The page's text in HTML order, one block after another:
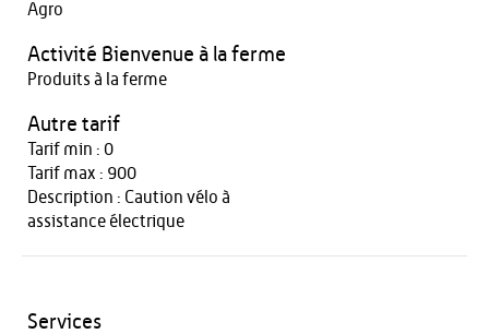
Agro
Activité Bienvenue à la ferme
Produits à la ferme
Autre tarif
Tarif min : 0
Tarif max : 900
Description : Caution vélo à
assistance électrique
Services